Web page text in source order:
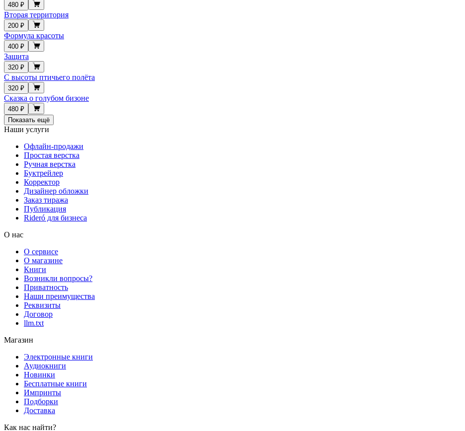
480 ₽
Вторая территория
200 ₽
Формула красоты
400 ₽
Защита
320 ₽
С высоты птичьего полёта
320 ₽
Сказка о голубом бизоне
480 ₽
Показать ещё
Наши услуги
Офлайн-продажи
Простая верстка
Ручная верстка
Буктрейлер
Корректор
Дизайнер обложки
Заказ тиража
Публикация
Rideró для бизнеса
О нас
О сервисе
О магазине
Книги
Возникли вопросы?
Приватность
Наши преимущества
Реквизиты
Договор
llm.txt
Магазин
Электронные книги
Аудиокниги
Новинки
Бесплатные книги
Импринты
Подборки
Доставка
Как нас найти?